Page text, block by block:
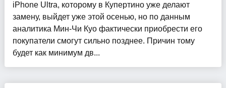
iPhone Ultra, которому в Купертино уже делают
замену, выйдет уже этой осенью, но по данным
аналитика Мин-Чи Куо фактически приобрести его
покупатели смогут сильно позднее. Причин тому
будет как минимум дв...